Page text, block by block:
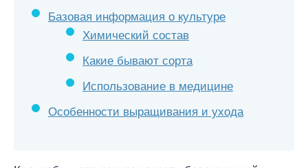
Базовая информация о культуре
Химический состав
Какие бывают сорта
Использование в медицине
Особенности выращивания и ухода